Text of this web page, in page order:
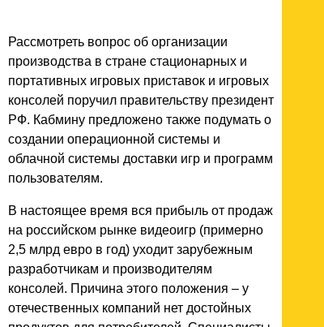
Рассмотреть вопрос об организации
производства в стране стационарных и
портативных игровых приставок и игровых
консолей поручил правительству президент
РФ. Кабмину предложено также подумать о
создании операционной системы и
облачной системы доставки игр и программ
пользователям.
В настоящее время вся прибыль от продаж
на российском рынке видеоигр (примерно
2,5 млрд евро в год) уходит зарубежным
разработчикам и производителям
консолей. Причина этого положения – у
отечественных компаний нет достойных